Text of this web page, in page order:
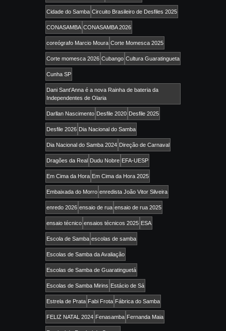
Cidade do Samba Circuito Brasileiro de Desfiles 2025
CONASAMBA CONASAMBA 2026
coreógrafo Marcio Moura Corte Momesca 2025
Corte momesca 2026 Cubango Cultura Guaratingueta
Cunha SP
Dani Sant’Anna é a nova Rainha de bateria da
Independentes de Olaria
Darllan Nascimento Desfile 2020 Desfile 2025
Desfile 2026 Dia Nacional do Samba
Dia Nacional do Samba 2024 Direção de Carnaval
Dragões da Real Dudu Nobre EFA-UESP
Em Cima da Hora Em Cima da Hora 2025
Embaixada do Morro enredista João Vitor Silveira
enredo 2026 ensaio de rua ensaio de rua 2025
ensaio técnico ensaios técnicos 2025 ESA
Escola de Samba escolas de samba
Escolas de Samba da Avaliação
Escolas de Samba de Guaratinguetá
Escolas de Samba Mirins Estácio de Sá
Estrela de Prata Fabi Frota Fábrica do Samba
FELIZ NATAL 2024 Fenasamba Fernanda Maia